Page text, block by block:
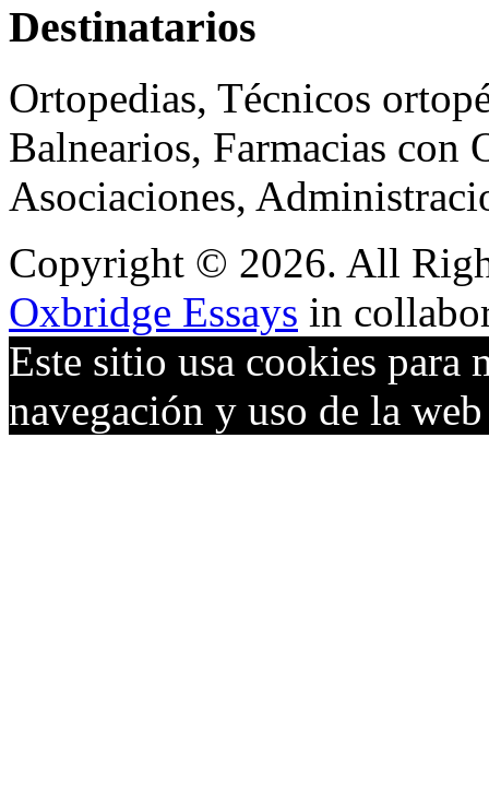
Destinatarios
Ortopedias, Técnicos
Balnearios, Farmacias con
Asociaciones,
Copyright © 2026. All
Oxbridge Essays in
Este sitio usa cookies para
navegación y uso de la